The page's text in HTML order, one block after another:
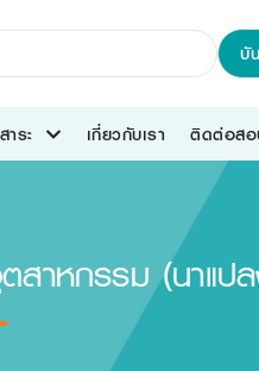
บั
าระ เกี่ยวกับเรา ติดต่อสอ
ตสาหกรรม (นาแป